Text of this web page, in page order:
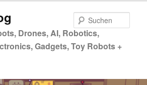
Drones, AI, Robotics,
Gadgets, Toy Robots +